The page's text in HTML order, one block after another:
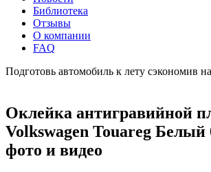
Библиотека
Отзывы
О компании
FAQ
Подготовь автомобиль к лету сэкономив
Оклейка антигравийной
Volkswagen Touareg Белый
фото и видео